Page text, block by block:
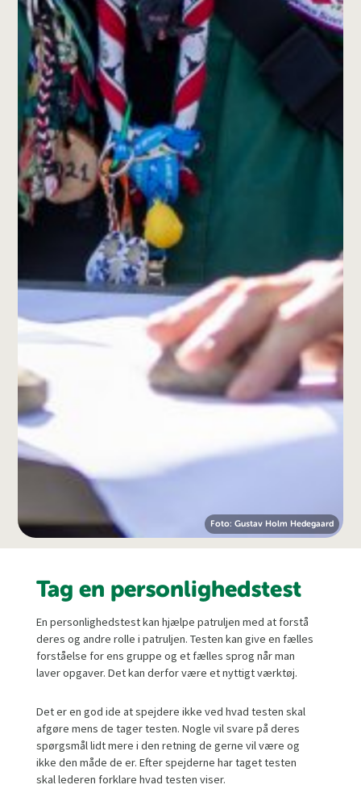
Foto: Gustav Holm Hedegaard
Tag en personlighedstest
En personlighedstest kan hjælpe patruljen med at forstå
deres og andre rolle i patruljen. Testen kan give en fælles
forståelse for ens gruppe og et fælles sprog når man
laver opgaver. Det kan derfor være et nyttigt værktøj.
Det er en god ide at spejdere ikke ved hvad testen skal
afgøre mens de tager testen. Nogle vil svare på deres
spørgsmål lidt mere i den retning de gerne vil være og
ikke den måde de er. Efter spejderne har taget testen
skal lederen forklare hvad testen viser.